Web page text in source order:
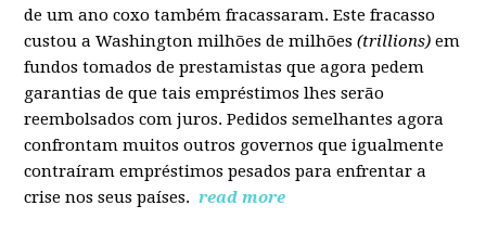
de um ano coxo também fracassaram. Este fracasso
custou a Washington milhões de milhões(trillions) em
fundos tomados de prestamistas que agora pedem
garantias de que tais empréstimos lhes serão
reembolsados com juros. Pedidos semelhantes agora
confrontam muitos outros governos que igualmente
contraíram empréstimos pesados para enfrentar a
crise nos seus países. read more